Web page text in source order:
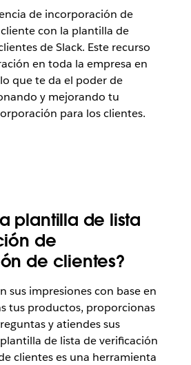
de incorporación de
con la plantilla de
de Slack. Este recurso
en toda la empresa en
que te da el poder de
y mejorando tu
para los clientes.
plantilla de lista
de
de clientes?
sus impresiones con base en
tus productos, proporcionas
y atiendes sus
de lista de verificación
clientes es una herramienta